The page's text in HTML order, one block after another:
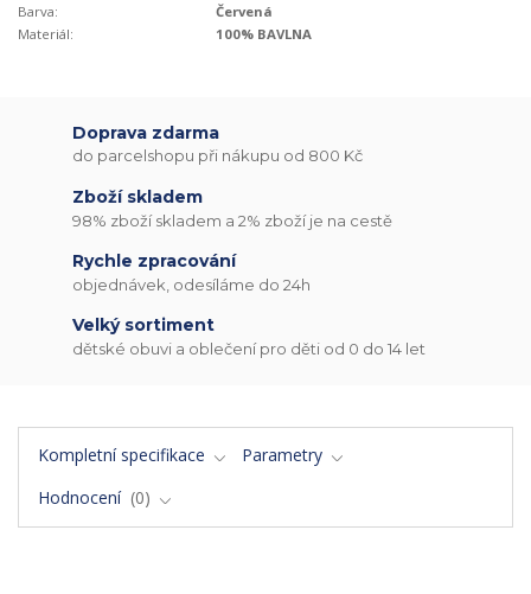
Barva:
Červená
Materiál:
100% BAVLNA
Doprava zdarma
do parcelshopu při nákupu od 800 Kč
Zboží skladem
98% zboží skladem a 2% zboží je na cestě
Rychle zpracování
objednávek, odesíláme do 24h
Velký sortiment
dětské obuvi a oblečení pro děti od 0 do 14 let
Kompletní specifikace
Parametry
Hodnocení
0